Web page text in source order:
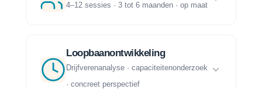
4–12 sessies · 3 tot 6 maanden · op maat
Loopbaanontwikkeling
Drijfverenanalyse · capaciteitenonderzoek
· concreet perspectief